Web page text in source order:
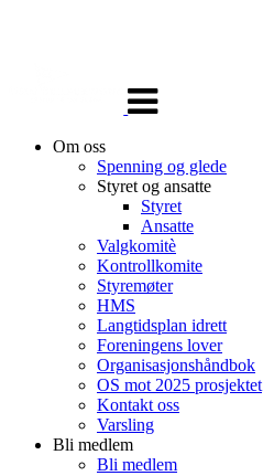
navigasjon
Om oss
Spenning og glede
Styret og ansatte
Styret
Ansatte
Valgkomitè
Kontrollkomite
Styremøter
HMS
Langtidsplan idrett
Foreningens lover
Organisasjonshåndbok
OS mot 2025 prosjektet
Kontakt oss
Varsling
Bli medlem
Bli medlem